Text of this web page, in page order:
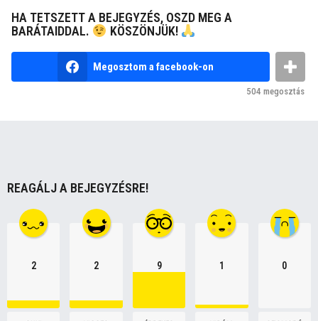
t
i
o
n
HA TETSZETT A BEJEGYZÉS, OSZD MEG A
BARÁTAIDDAL.
KÖSZÖNJÜK!
Megosztom a facebook-on
504 megosztás
REAGÁLJ A BEJEGYZÉSRE!
2 2 9 1 0